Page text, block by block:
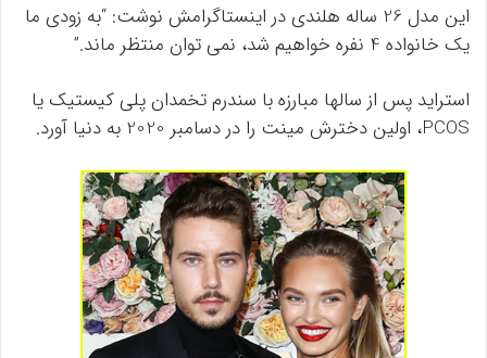
این مدل 26 ساله هلندی در اینستاگرامش نوشت: “به زودی ما
یک خانواده 4 نفره خواهیم شد، نمی توان منتظر ماند.”
استراید پس از سالها مبارزه با سندرم تخمدان پلی کیستیک یا
PCOS، اولین دخترش مینت را در دسامبر 2020 به دنیا آورد.